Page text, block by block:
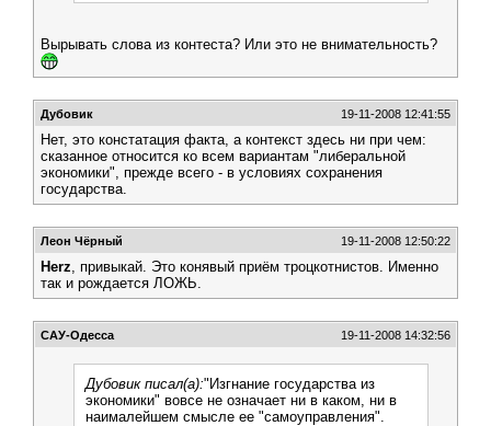
Вырывать слова из контеста? Или это не внимательность?
Дубовик 19-11-2008 12:41:55
Нет, это констатация факта, а контекст здесь ни при чем:
сказанное относится ко всем вариантам "либеральной
экономики", прежде всего - в условиях сохранения
государства.
Леон Чёрный 19-11-2008 12:50:22
Herz, привыкай. Это конявый приём троцкотнистов. Именно
так и рождается ЛОЖЬ.
САУ-Одесса 19-11-2008 14:32:56
Дубовик писал(а):"Изгнание государства из
экономики" вовсе не означает ни в каком, ни в
наималейшем смысле ее "самоуправления".